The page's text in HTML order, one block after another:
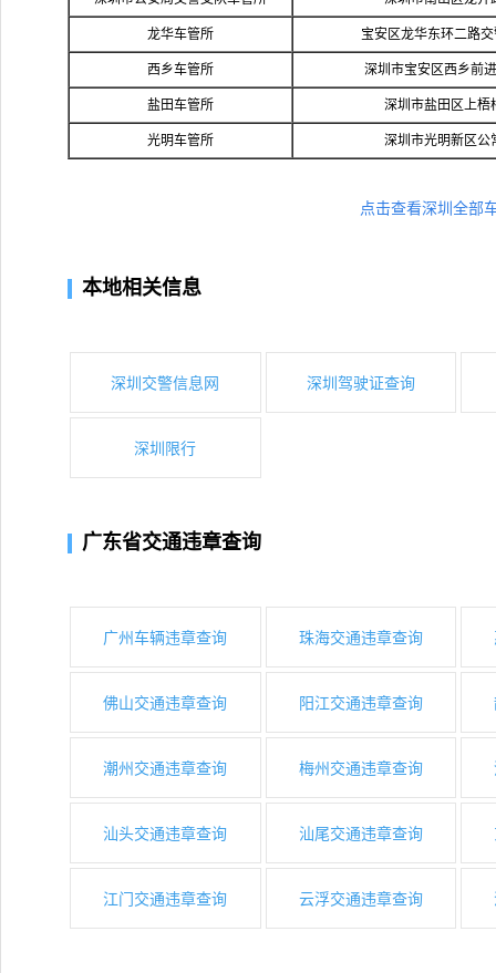
龙华车管所 宝安区龙华东环二路
西乡车管所 深圳市宝安区西乡前
盐田车管所 深圳市盐田区上梧
光明车管所 深圳市光明新区公
点击查看深圳全部
本地相关信息
深圳交警信息网 深圳驾驶证查询
深圳限行
广东省交通违章查询
广州车辆违章查询 珠海交通违章查询
佛山交通违章查询 阳江交通违章查询
潮州交通违章查询 梅州交通违章查询
汕头交通违章查询 汕尾交通违章查询
江门交通违章查询 云浮交通违章查询